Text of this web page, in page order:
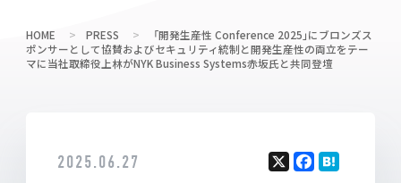
HOME PRESS
「開発生産性 Conference 2025」にブロンズス
ポンサーとして協賛およびセキュリティ統制と開発生産性の両立をテー
マに当社取締役上林がNYK Business Systems赤坂氏と共同登壇
2025.06.27